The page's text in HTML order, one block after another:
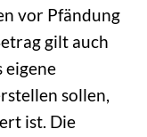
vor Pfändung
gilt auch
eigene
sollen,
ist. Die